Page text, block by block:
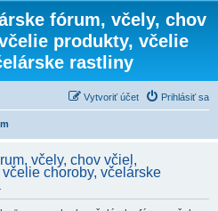
fórum, včely, chov
produkty, včelie
rastliny
Prihlásiť sa
Vytvoriť účet
včely, chov včiel,
choroby, včelárske